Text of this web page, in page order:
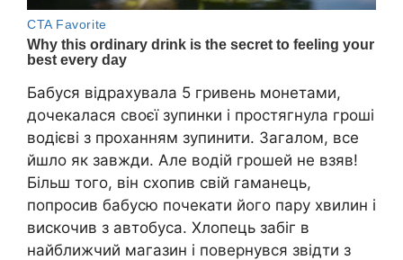
Бабуся відрахувала 5 гривень монетами,
дочекалася своєї зупинки і простягнула гроші
водієві з проханням зупинити. Загалом, все
йшло як завжди. Але водій грошей не взяв!
Більш того, він схопив свій гаманець,
попросив бабусю почекати його пару хвилин і
вискочив з автобуса. Хлопець забіг в
найближчий магазин і повернувся звідти з